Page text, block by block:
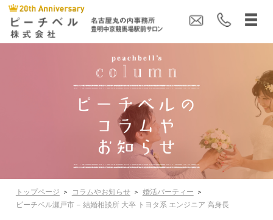
トップページ > コラムやお知らせ > 婚活パーティー >
ピーチベル瀬戸市 – 結婚相談所 大卒 トヨタ系 エンジニア 高身長